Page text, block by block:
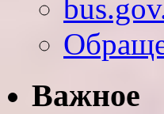
Важное